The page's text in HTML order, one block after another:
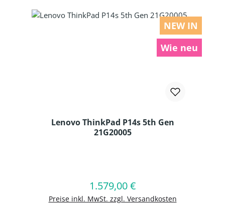
NEW IN
Wie neu
Lenovo ThinkPad P14s 5th Gen
21G20005
Regulärer Preis:
1.579,00 €
Preise inkl. MwSt. zzgl. Versandkosten
In den Warenkorb